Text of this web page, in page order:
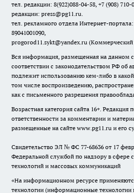
тел. редакции: 8(922)088-04-58, +7 (908) 710-
редакции: press@pg11.ru.
тел. рекламного отдела Интернет-портала:
89041001090,
progorod11.sykt@yandex.ru (Коммерческий
Вся информация, размещенная на данном
соответствии с законодательством РФ об
подлежит использованию кем-либо в
том числе воспроизведению,
как с письменного разрешения
Возрастная категория сайта 16+. Редакция
ответственности за комментарии и
размещенные на сайте www.pg11.ru и его
Свидетельство ЭЛ № ФС 77-68636 от 17
Федеральной службой по надзору в сфере
технологий и массовых коммуникаций
«На информационном ресурсе
технологии (информационные технологии